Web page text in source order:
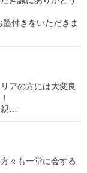
付きをいただきま
アの方には大変良
…
々も一堂に会する